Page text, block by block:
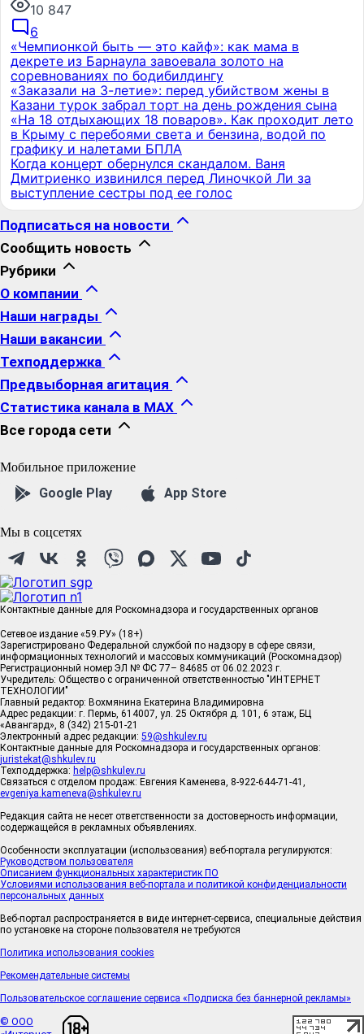
10 847
6
«Чемпионкой быть — это кайф»: как мама в
декрете из Барнаула завоевала золото на
соревнованиях по бодибилдингу
«Заказали на 3-летие»: перед убийством жены в
Казани турок забрал торт на день рождения сына
«На 18 отдыхающих 18 поваров». Как проходит лето
в Крыму с перебоями света и бензина, водой по
графику и налетами БПЛА
Когда концерт обернулся скандалом. Ваня
Дмитриенко извинился перед Линочкой Ли за
выступление сестры под ее голос
Подписаться на новости
Сообщить новость
Рубрики
О компании
Наши награды
Наши вакансии
Техподдержка
Предвыборная агитация
Статистика канала в MAX
Все города сети
Мобильное приложение
Google Play App Store
Мы в соцсетях
Контактные данные для Роскомнадзора и государственных органов
Сетевое издание «59.РУ» (18+)
Зарегистрировано Федеральной службой по надзору в сфере связи,
информационных технологий и массовых коммуникаций (Роскомнадзор)
Регистрационный номер ЭЛ № ФС 77– 84685 от 06.02.2023 г.
Учредитель: Общество с ограниченной ответственностью "ИНТЕРНЕТ
ТЕХНОЛОГИИ"
Главный редактор: Вохмянина Екатерина Владимировна
Адрес редакции: г. Пермь, 614007, ул. 25 Октября д. 101, 6 этаж, БЦ
«Авангард», 8 (342) 215-01-21
Электронный адрес редакции: 59@shkulev.ru
Контактные данные для Роскомнадзора и государственных органов:
juristekat@shkulev.ru
Техподдержка: help@shkulev.ru
Связаться с отделом продаж: Евгения Каменева, 8-922-644-71-41,
evgeniya.kameneva@shkulev.ru
Редакция сайта не несет ответственности за достоверность информации,
содержащейся в рекламных объявлениях.
Особенности эксплуатации (использования) веб-портала регулируются:
Руководством пользователя
Описанием функциональных характеристик ПО
Условиями использования веб-портала и политикой конфиденциальности
персональных данных
Веб-портал распространяется в виде интернет-сервиса, специальные действия
по установке на стороне пользователя не требуются
Политика использования cookies
Рекомендательные системы
Пользовательское соглашение сервиса «Подписка без баннерной рекламы»
© ООО